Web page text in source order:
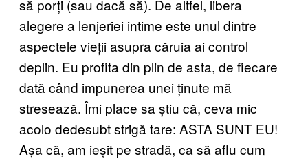
să porți (sau dacă să). De altfel, libera
alegere a lenjeriei intime este unul dintre
aspectele vieții asupra căruia ai control
deplin. Eu profita din plin de asta, de fiecare
dată când impunerea unei ținute mă
stresează. Îmi place sa știu că, ceva mic
acolo dedesubt strigă tare: ASTA SUNT EU!
Așa că, am ieșit pe stradă, ca să aflu cum